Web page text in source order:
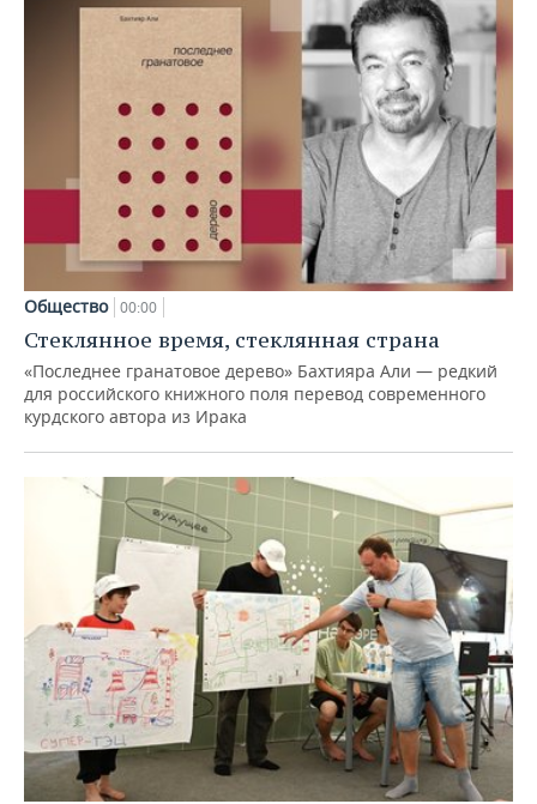
Общество 00:00
Стеклянное время, стеклянная страна
«Последнее гранатовое дерево» Бахтияра Али — редкий
для российского книжного поля перевод современного
курдского автора из Ирака